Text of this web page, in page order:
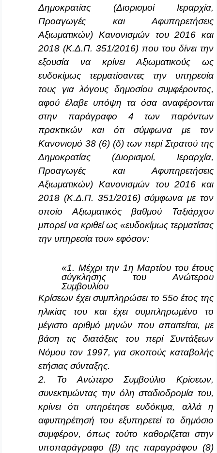
Δημοκρατίας (Διορισμοί Ιεραρχία,
Προαγωγές και Αφυπηρετήσεις
Αξιωματικών) Κανονισμών του 2016 και
2018 (Κ.Δ.Π. 351/2016) που του δίνει την
εξουσία να κρίνει Αξιωματικούς ως
ευδοκίμως τερματίσαντες την υπηρεσία
τους για λόγους δημοσίου συμφέροντος,
αφού έλαβε υπόψη τα όσα αναφέρονται
στην παράγραφο 4 των παρόντων
πρακτικών και ότι σύμφωνα με τον
Κανονισμό 38 (6) (δ) των περί Στρατού της
Δημοκρατίας (Διορισμοί, Ιεραρχία,
Προαγωγές και Αφυπηρετήσεις
Αξιωματικών) Κανονισμών του 2016 και
2018 (Κ.Δ.Π. 351/2016) σύμφωνα με τον
οποίο Αξιωματικός βαθμού Ταξιάρχου
μπορεί να κριθεί ως «ευδοκίμως τερματίσας
την υπηρεσία του» εφόσον:
«1. Μέχρι την 1η Μαρτίου του έτους
σύγκλησης του Ανώτερου
Συμβουλίου
Κρίσεων έχει συμπληρώσει το 55ο έτος της
ηλικίας του και έχει συμπληρωμένο το
μέγιστο αριθμό μηνών που απαιτείται, με
βάση τις διατάξεις του περί Συντάξεων
Νόμου τον 1997, για σκοπούς καταβολής
ετήσιας σύνταξης.
2. Το Ανώτερο Συμβούλιο Κρίσεων,
συνεκτιμώντας την όλη σταδιοδρομία του,
κρίνει ότι υπηρέτησε ευδόκιμα, αλλά η
αφυπηρέτησή του εξυπηρετεί το δημόσιο
συμφέρον, όπως τούτο καθορίζεται στην
υποπαράγραφο (β) της παραγράφου (8)